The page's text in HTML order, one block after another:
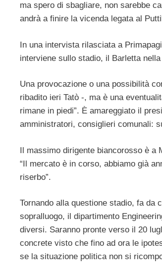
ma spero di sbagliare, non sarebbe
andrà a finire la vicenda legata al
In una intervista rilasciata a
interviene sullo stadio, il Barletta
Una provocazione o una possibilità
ribadito ieri Tatò -, ma è una
rimane in piedi”. È amareggiato il
amministratori, consiglieri comunali:
Il massimo dirigente biancorosso è a
“Il mercato è in corso, abbiamo già
riserbo”.
Tornando alla questione stadio, fa da
sopralluogo, il dipartimento
diversi. Saranno pronte verso il 20
concrete visto che fino ad ora le
se la situazione politica non si